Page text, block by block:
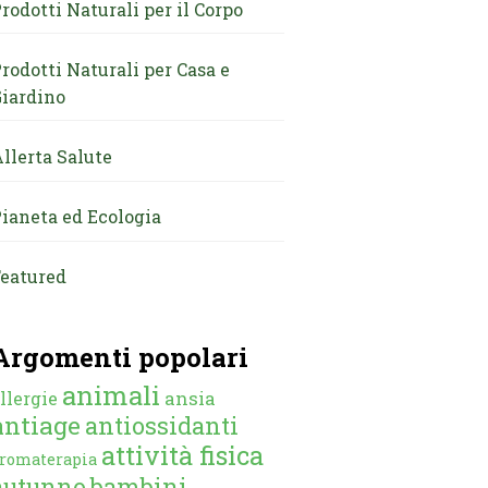
Naturali per il Corpo
Naturali per Casa e
Salute
ed Ecologia
popolari
animali ansia
antiossidanti
attività fisica